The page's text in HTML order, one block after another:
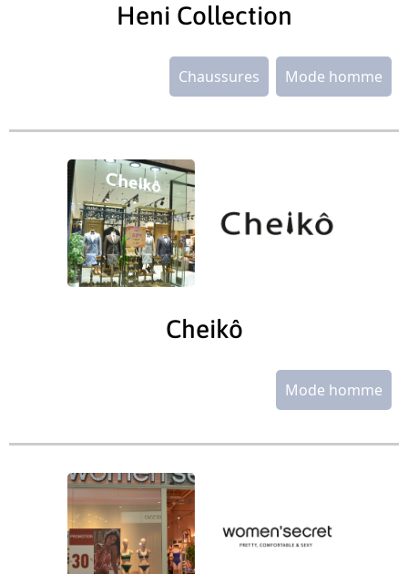
Heni Collection
Chaussures Mode homme
Cheikô
Mode homme